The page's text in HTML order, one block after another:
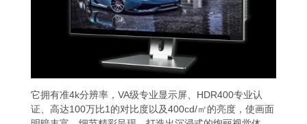
它拥有准4k分辨率，VA级专业显示屏、HDR400专业认
证、高达100万比1的对比度以及400cd/㎡的亮度，使画面